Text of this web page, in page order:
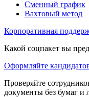
Сменный график
Вахтовый метод
Корпоративная
Какой соцпакет вы
Оформляйте
Проверяйте
документы без бумаг и